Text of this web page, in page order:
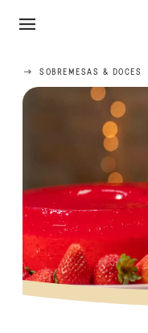
SOBREMESAS & DOCES